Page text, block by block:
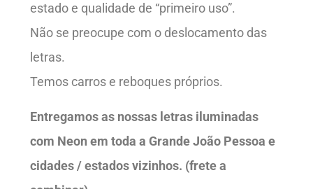
estado e qualidade de “primeiro uso”.
Não se preocupe com o deslocamento das
letras.
Temos carros e reboques próprios.
Entregamos as nossas letras iluminadas
com Neon em toda a Grande João Pessoa e
cidades / estados vizinhos. (frete a